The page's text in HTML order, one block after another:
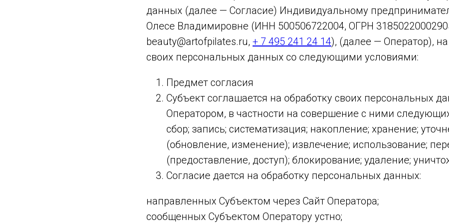
данных (далее — Согласие) Индивидуальному
Олесе Владимировне (ИНН 500506722004, ОГРН
beauty@artofpilates.ru, + 7 495 241 24 14), (далее — Оператор),
своих персональных данных со следующими условиями:
Предмет согласия
Субъект соглашается на обработку своих персональных
Оператором, в частности на совершение с ними
сбор; запись; систематизация; накопление; хранение;
(обновление, изменение); извлечение; использование;
(предоставление, доступ); блокирование; удаление;
Согласие дается на обработку персональных данных:
направленных Субъектом через Сайт Оператора;
сообщенных Субъектом Оператору устно;